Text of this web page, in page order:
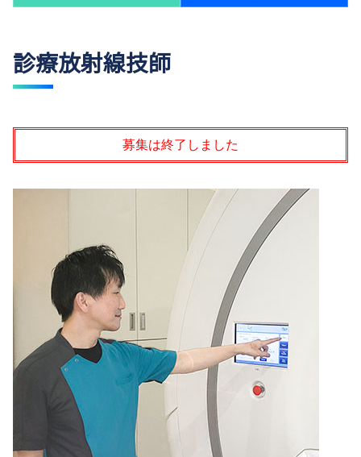
診療放射線技師
募集は終了しました